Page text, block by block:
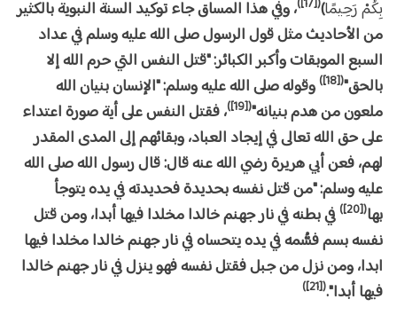
بِكُمْ رَحِيمًا)
([17])
، وفي هذا المساق جاء توكيد السنة النبوية بالكثير
من الأحاديث مثل قول الرسول صلى الله عليه وسلم في عداد
السبع الموبقات وأكبر الكبائر: "قتل النفس التي حرم الله إلا
بالحق"([18])
وقوله صلى الله عليه وسلم: "الإنسان بنيان الله
ملعون من هدم بنيانه"([19])
، فقتل النفس على أية صورة اعتداء
على حق الله تعالى في إيجاد العباد، وبقائهم إلى المدى المقدر
لهم، فعن أبي هريرة رضي الله عنه قال: قال رسول الله صلى الله
عليه وسلم: "من قتل نفسه بحديدة فحديدته في يده يتوجأ
بها([20])
في بطنه في نار جهنم خالدا مخلدا فيها أبدا، ومن قتل
نفسه بسم فسُّمه في يده يتحساه في نار جهنم خالدا مخلدا فيها
ابدا، ومن نزل من جبل فقتل نفسه فهو ينزل في نار جهنم خالدا
فيها أبدا".([21])